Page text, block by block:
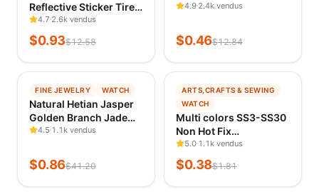
Reflective Sticker Tire
Rim Reflective Strips
Luminous for Night
Driving Car Bike
4.7 2.6k vendus
$0.93$12.58
Headless Cup Point Set
Carbon Steel Hex
Socket Set Screw
4.9 2.4k vendus
$0.46$12.84
−98 %
TENDANCE
VÉRIFIÉ IL Y A 23 H
FINE JEWELRY WATCH
Natural Hetian Jasper
Golden Branch Jade
Leaves Bracelet
Girls Fashion Jewelry
Best Selling Holiday
4.5 1.1k vendus
$0.86$41.20
79%
TENDANCE
VÉRIFIÉ IL Y A 23 H
ARTS,CRAFTS & SEWING
WATCH
Multi colors SS3-SS30
Non Hot Fix
Rhinestones flat back
crystal strass glitter
stone for DIY manicure
5.0 1.1k vendus
$0.38$1.81